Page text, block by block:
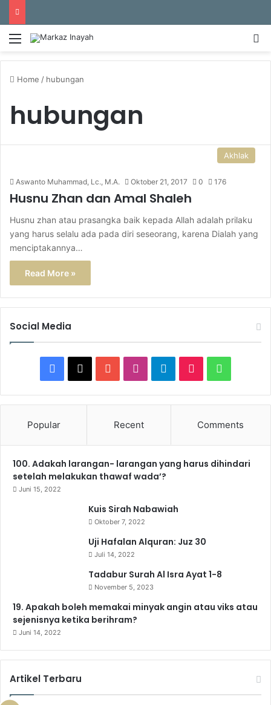
Menu
Home / hubungan
hubungan
Akhlak
Aswanto Muhammad, Lc., M.A. Oktober 21, 2017 0 176
Husnu Zhan dan Amal Shaleh
Husnu zhan atau prasangka baik kepada Allah adalah prilaku
yang harus selalu ada pada diri seseorang, karena Dialah yang
menciptakannya…
Read More »
Social Media
a
b
o
o
u
e
n
a
r
a
e
g
a
m
i
o
h
s
Popular Recent Comments
100. Adakah larangan- larangan yang harus dihindari
setelah melakukan thawaf wada’?
Juni 15, 2022
Kuis Sirah Nabawiah
Oktober 7, 2022
Uji Hafalan Alquran: Juz 30
Juli 14, 2022
Tadabur Surah Al Isra Ayat 1-8
November 5, 2023
19. Apakah boleh memakai minyak angin atau viks atau
sejenisnya ketika berihram?
Juni 14, 2022
Artikel Terbaru